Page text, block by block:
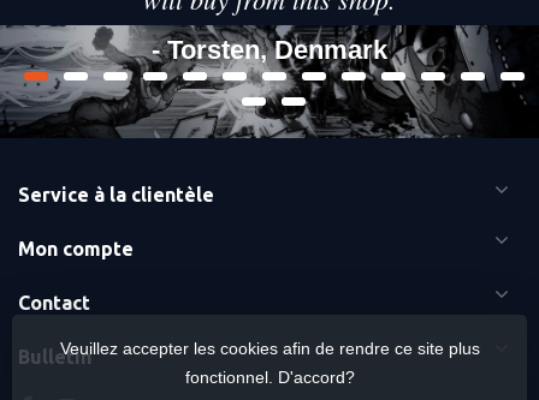
- Torsten, Denmark
Service à la clientèle
Mon compte
Contact
BulletinVeuillez accepter les cookies afin de rendre ce site plus
fonctionnel. D'accord?